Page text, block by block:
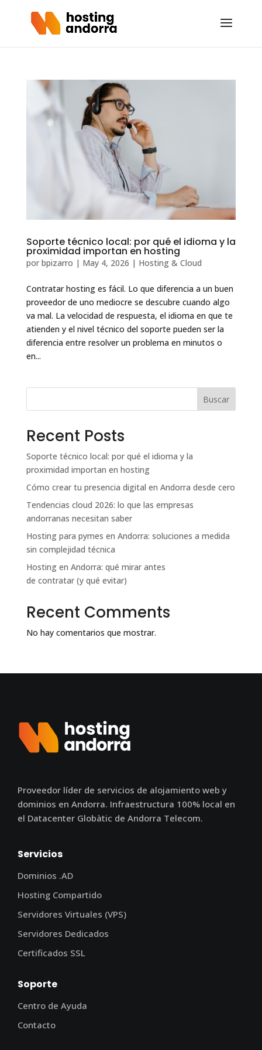
Soporte técnico local: por qué el idioma y la
proximidad importan en hosting
por bpizarro | May 4, 2026 | Hosting & Cloud
Contratar hosting es fácil. Lo que diferencia a un buen
proveedor de uno mediocre se descubre cuando algo
va mal. La velocidad de respuesta, el idioma en que te
atienden y el nivel técnico del soporte pueden ser la
diferencia entre resolver un problema en minutos o
en...
Buscar
Recent Posts
Soporte técnico local: por qué el idioma y la
proximidad importan en hosting
Cómo crear tu presencia digital en Andorra desde cero
Tendencias cloud 2026: lo que las empresas
andorranas necesitan saber
Hosting para pymes en Andorra: soluciones a medida
sin complejidad técnica
Hosting en Andorra: qué mirar antes
de contratar (y qué evitar)
Recent Comments
No hay comentarios que mostrar.
Proveedor líder de servicios de alojamiento web y
dominios en Andorra. Infraestructura 100% local en
el Datacenter Globàtic de Andorra Telecom.
Servicios
Dominios .AD
Hosting Compartido
Servidores Virtuales (VPS)
Servidores Dedicados
Certificados SSL
Soporte
Centro de Ayuda
Contacto